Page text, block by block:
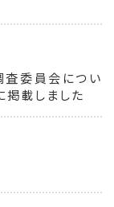
委員会につい
載しました